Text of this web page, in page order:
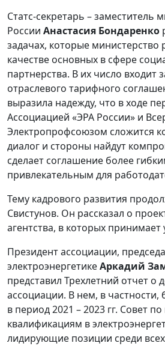
Статс-секретарь – заместитель
России Анастасия Бондаренко
задачах, которые министерство
качестве основных в сфере
партнерства. В их число входит
отраслевого тарифного
выразила надежду, что в ходе
Ассоциацией «ЭРА России» и
Электропрофсоюзом сложится
диалог и стороны найдут
сделает соглашение более
привлекательным для
Тему кадрового развития
Свистунов. Он рассказал о
агентства, в которых принимает
Президент ассоциации,
электроэнергетикеАркадий
представил Трехлетний отчет о
ассоциации. В нем, в
в период 2021 – 2023 гг. Совет
квалификациям в
лидирующие позиции среди